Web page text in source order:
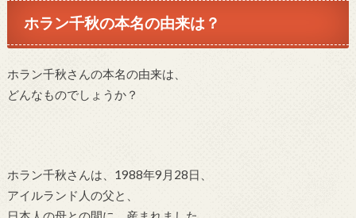
ホラン千秋の本名の由来は？
ホラン千秋さんの本名の由来は、
どんなものでしょうか？
ホラン千秋さんは、1988年9月28日、
アイルランド人の父と、